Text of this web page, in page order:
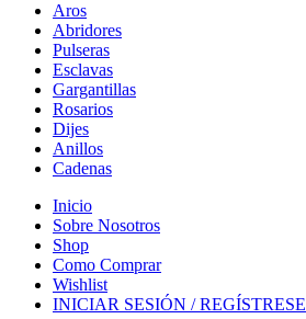
Aros
Abridores
Pulseras
Esclavas
Gargantillas
Rosarios
Dijes
Anillos
Cadenas
Inicio
Sobre Nosotros
Shop
Como Comprar
Wishlist
INICIAR SESIÓN / REGÍSTRESE